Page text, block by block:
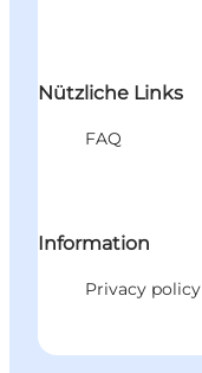
Nützliche Links
FAQ
Information
Privacy policy